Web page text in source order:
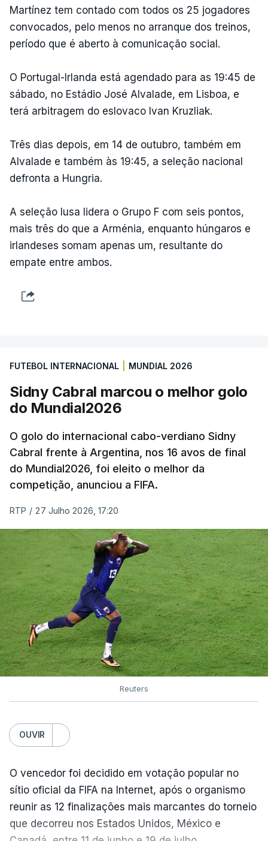
Martínez tem contado com todos os 25 jogadores
convocados, pelo menos no arranque dos treinos,
período que é aberto à comunicação social.
O Portugal-Irlanda está agendado para as 19:45 de
sábado, no Estádio José Alvalade, em Lisboa, e
terá arbitragem do eslovaco Ivan Kruzliak.
Três dias depois, em 14 de outubro, também em
Alvalade e também às 19:45, a seleção nacional
defronta a Hungria.
A seleção lusa lidera o Grupo F com seis pontos,
mais três do que a Arménia, enquanto húngaros e
irlandeses somam apenas um, resultante do
empate entre ambos.
FUTEBOL INTERNACIONAL MUNDIAL 2026
Sidny Cabral marcou o melhor golo
do Mundial2026
O golo do internacional cabo-verdiano Sidny
Cabral frente à Argentina, nos 16 avos de final
do Mundial2026, foi eleito o melhor da
competição, anunciou a FIFA.
RTP / 27 Julho 2026, 17:20
Reuters
OUVIR
O vencedor foi decidido em votação popular no
sítio oficial da FIFA na Internet, após o organismo
reunir as 12 finalizações mais marcantes do torneio
que decorreu nos Estados Unidos, México e